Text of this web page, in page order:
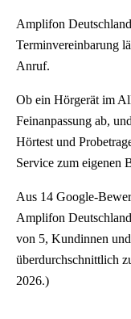
Amplifon
Terminvereinbarung
Anruf.
Ob ein Hörgerät im
Feinanpassung ab,
Hörtest und
Service zum eigenen
Aus 14 Google-
Amplifon
von 5, Kundinnen
überdurchschnittlich
2026.)